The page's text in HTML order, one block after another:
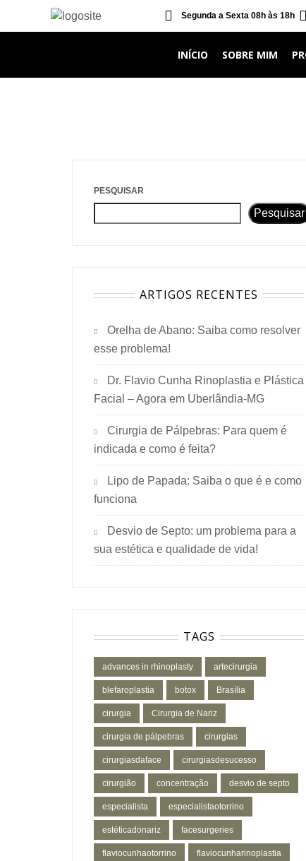
Segunda a Sexta 08h às 18h
INÍCIO SOBRE MIM
PESQUISAR
Pesquisar
ARTIGOS RECENTES
Orelha de Abano: Saiba como resolver
esse problema!
Dr. Flavio Cunha Rinoplastia e Plástica
Facial – Agora em Uberlândia-MG
Cirurgia de Pálpebras: Para quem é
indicada e como é feita?
Lipo de Papada: Saiba o que é e como
funciona
Desvio de Septo: um problema para a
sua estética e qualidade de vida!
TAGS
advances in rhinoplasty artecirurgia
blefaroplastia botox Brasília
cirurgia Cirurgia de Nariz
cirurgia de pálpebras cirurgias
cirurgiasdaface cirurgiasdesucesso
cirurgião concentração desvio de septo
especialista especialistaotorrino
estéticadonariz facesurgeries
flaviocunhaotorrino flaviocunharinoplastia